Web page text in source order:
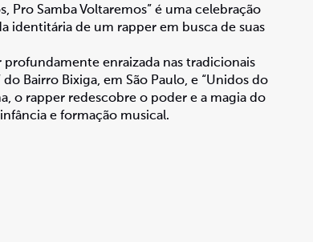
Pro Samba Voltaremos” é uma celebração
identitária de um rapper em busca de suas
profundamente enraizada nas tradicionais
do Bairro Bixiga, em São Paulo, e “Unidos do
o rapper redescobre o poder e a magia do
e formação musical.